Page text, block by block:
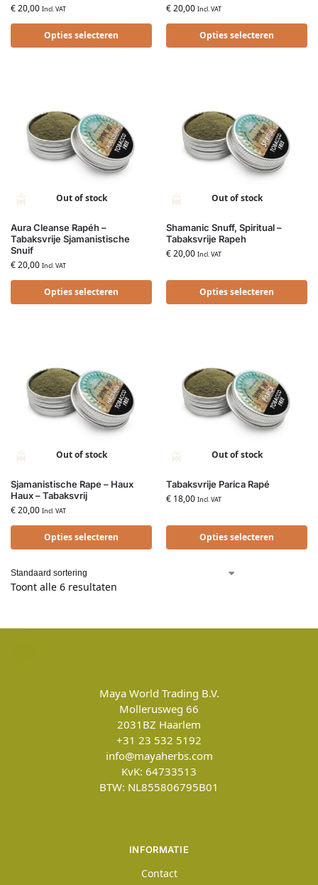
€20,00 Incl. VAT
Opties selecteren
€20,00 Incl. VAT
Opties selecteren
Out of stock
Aura Cleanse Rapéh –
Tabaksvrije Sjamanistische
Snuif
€20,00 Incl. VAT
Opties selecteren
Out of stock
Shamanic Snuff, Spiritual –
Tabaksvrije Rapeh
€20,00 Incl. VAT
Opties selecteren
Out of stock
Sjamanistische Rape – Haux
Haux – Tabaksvrij
€20,00 Incl. VAT
Opties selecteren
Out of stock
Tabaksvrije Parica Rapé
€ 18,00 Incl. VAT
Opties selecteren
Toont alle 6 resultaten
Maya World Trading B.V.
Mollerusweg 66
2031BZ Haarlem
+31 23 532 5192
info@mayaherbs.com
KvK: 64733513
BTW: NL855806795B01
INFORMATIE
Contact